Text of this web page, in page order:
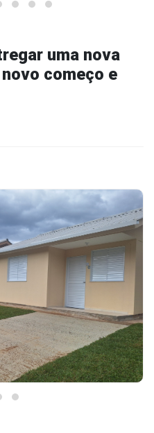
uma nova
começo e